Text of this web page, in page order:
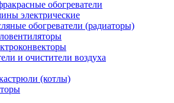
обогреватели
электрические
обогреватели (радиаторы)
и очистители воздуха
(котлы)